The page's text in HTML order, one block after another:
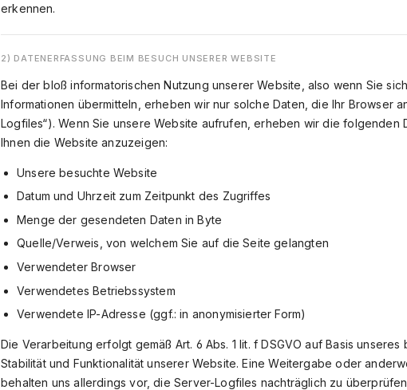
erkennen.
2) DATENERFASSUNG BEIM BESUCH UNSERER WEBSITE
Bei der bloß informatorischen Nutzung unserer Website, also wenn Sie
Informationen übermitteln, erheben wir nur solche Daten, die Ihr Browser
Logfiles“). Wenn Sie unsere Website aufrufen, erheben wir die
Ihnen die Website anzuzeigen:
Unsere besuchte Website
Datum und Uhrzeit zum Zeitpunkt des Zugriffes
Menge der gesendeten Daten in Byte
Quelle/Verweis, von welchem Sie auf die Seite gelangten
Verwendeter Browser
Verwendetes Betriebssystem
Verwendete IP-Adresse (ggf.: in anonymisierter Form)
Die Verarbeitung erfolgt gemäß Art. 6 Abs. 1 lit. f DSGVO auf Basis
Stabilität und Funktionalität unserer Website. Eine Weitergabe oder
behalten uns allerdings vor, die Server-Logfiles nachträglich zu